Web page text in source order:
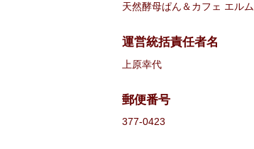
天然酵母ぱん＆カフェ エルム
運営統括責任者名
上原幸代
郵便番号
377-0423